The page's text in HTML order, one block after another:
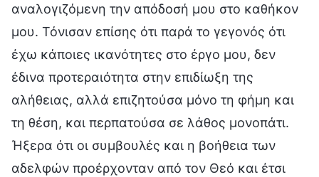
αναλογιζόμενη την απόδοσή μου στο καθήκον
μου. Τόνισαν επίσης ότι παρά το γεγονός ότι
έχω κάποιες ικανότητες στο έργο μου, δεν
έδινα προτεραιότητα στην επιδίωξη της
αλήθειας, αλλά επιζητούσα μόνο τη φήμη και
τη θέση, και περπατούσα σε λάθος μονοπάτι.
Ήξερα ότι οι συμβουλές και η βοήθεια των
αδελφών προέρχονταν από τον Θεό και έτσι